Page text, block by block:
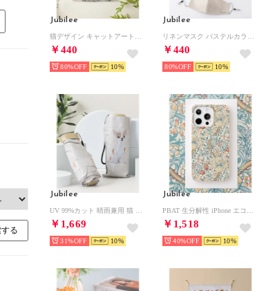
Jubilee
￥440
80% 10
Jubilee
￥440
80% 10
Jubilee
￥1,669
31% 10
Jubilee
￥1,518
40% 10